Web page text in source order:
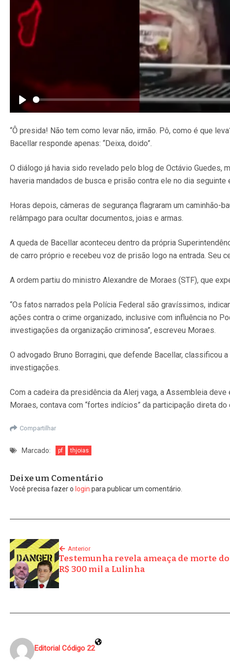
Play
“Ô presida! Não tem como levar não, irmão. Pô, como é que
Bacellar responde apenas: “Deixa, doido”.
O diálogo já havia sido revelado pelo blog de Octávio Guedes,
haveria mandados de busca e prisão contra ele no dia seguinte
Horas depois, câmeras de segurança flagraram um caminhão-
relâmpago para ocultar documentos, joias e armas.
A queda de Bacellar aconteceu dentro da própria
de carro próprio e recebeu voz de prisão logo na entrada. Seu
A ordem partiu do ministro Alexandre de Moraes (STF), que
“Os fatos narrados pela Polícia Federal são gravíssimos,
ações contra o crime organizado, inclusive com influência no
investigações da organização criminosa”, escreveu Moraes.
O advogado Bruno Borragini, que defende Bacellar, classificou
investigações.
Com a cadeira da presidência da Alerj vaga, a Assembleia
Moraes, contava com “fortes indícios” da participação direta
Compartilhar
Marcado: pf thjoias
Deixe um Comentário
Você precisa fazer o login para publicar um comentário.
Anterior
Testemunha revela ameaça de morte do
R$ 300 mil a Lulinha
Editorial Código 22